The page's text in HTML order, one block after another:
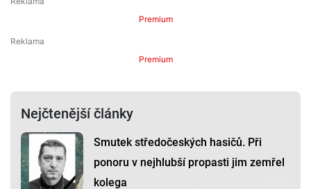
Premium
Premium
Nejčtenější články
Smutek středočeských hasičů. Při
ponoru v nejhlubší propasti jim zemřel
kolega